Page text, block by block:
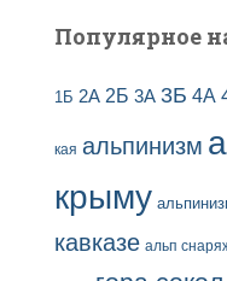
Популярное
1Б 2А 2Б 3А 3Б 4А
кая альпинизм
крыму
кавказе альп